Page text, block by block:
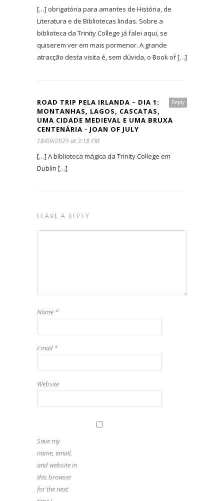
[…] obrigatória para amantes de História, de
Literatura e de Bibliotecas lindas. Sobre a
biblioteca da Trinity College já falei aqui, se
quiserem ver em mais pormenor. A grande
atracção desta visita é, sem dúvida, o Book of […]
Reply
ROAD TRIP PELA IRLANDA – DIA 1:
MONTANHAS, LAGOS, CASCATAS,
UMA CIDADE MEDIEVAL E UMA BRUXA
CENTENÁRIA - JOAN OF JULY
18/09/2025 at 3:18 PM
[…] A biblioteca mágica da Trinity College em
Dublin […]
LEAVE A REPLY
Name *
Email*
Website
Save my
name, email,
and website in
this browser
for the next